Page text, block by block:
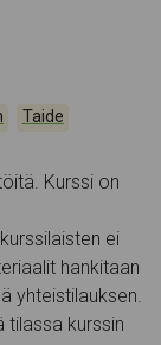
Taide
Kurssi on
ei
hankitaan
yhteistilauksen.
tilassa kurssin